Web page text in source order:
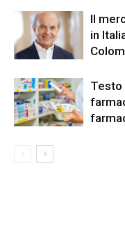
Il
in
Testo